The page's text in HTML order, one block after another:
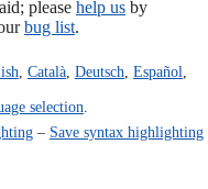
please help usby
bug list.
Català, Deutsch Español
selection
– Save syntax highlighting